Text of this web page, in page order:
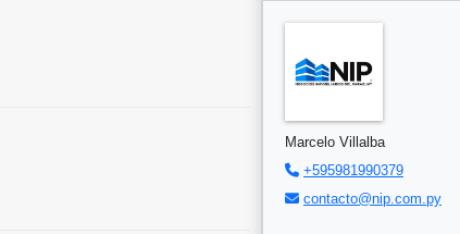
Marcelo Villalba
+595981990379
contacto@nip.com.py